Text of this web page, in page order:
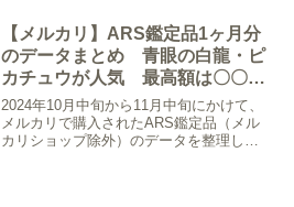
封印されしエクゾディア27,7...
【メルカリ】ARS鑑定品1ヶ月分
のデータまとめ 青眼の白龍・ピ
カチュウが人気 最高額は〇〇〇
万円？
2024年10月中旬から11月中旬にかけて、
メルカリで購入されたARS鑑定品（メル
カリショップ除外）のデータを整理しま